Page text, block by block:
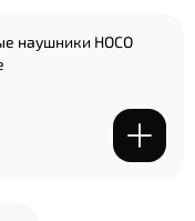
наушники HOCO